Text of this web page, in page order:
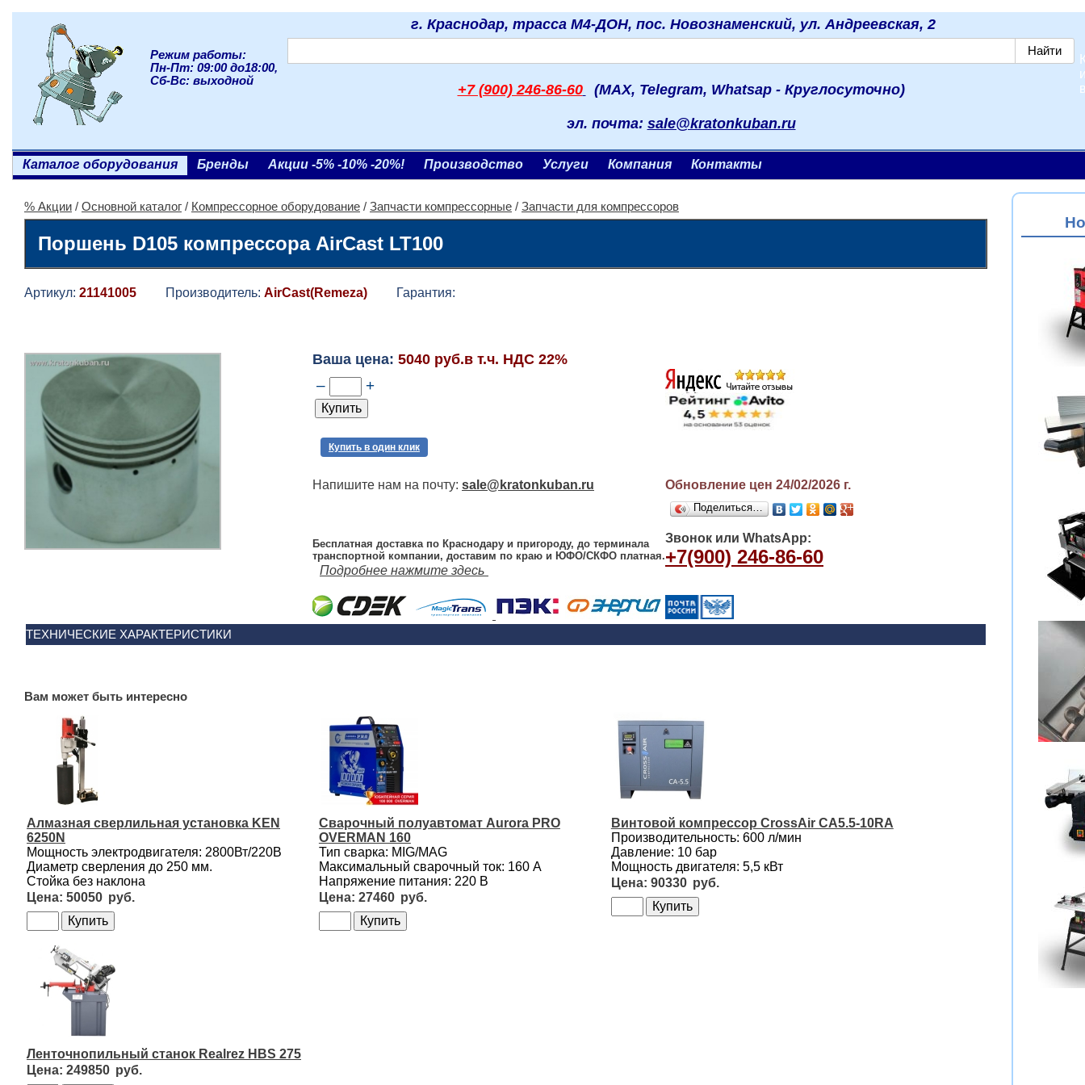
Режим работы:
Пн-Пт: 09:00 до18:00,
Сб-Вс: выходной
г. Краснодар, трасса М4-ДОН, пос. Новознаменский, ул. Андреевская, 2
+7 (900) 246-86-60 (MAX, Telegram, Whatsap - Круглосуточно)
эл. почта: sale@kratonkuban.ru
Каталог оборудования Бренды Акции -5% -10% -20%! Производство Услуги Компания Контакты
% Акции / Основной каталог / Компрессорное оборудование / Запчасти компрессорные / Запчасти для компрессоров
Поршень D105 компрессора AirCast LT100
Артикул: 21141005 Производитель: AirCast(Remeza) Гарантия:
Ваша цена: 5040 руб.в т.ч. НДС 22%
– +
Купить в один клик
Напишите нам на почту: sale@kratonkuban.ru Обновление цен 24/02/2026 г.
Поделиться…
Бесплатная доставка по Краснодару и пригороду, до терминала
транспортной компании, доставим по краю и ЮФО/СКФО платная.
Подробнее нажмите здесь
Звонок или WhatsApp:
+7(900) 246-86-60
ТЕХНИЧЕСКИЕ ХАРАКТЕРИСТИКИ
Вам может быть интересно
Алмазная сверлильная установка KEN
6250N
Мощность электродвигателя: 2800Вт/220В
Диаметр сверления до 250 мм.
Стойка без наклона
50050
Сварочный полуавтомат Aurora PRO
OVERMAN 160
Тип сварка: MIG/MAG
Максимальный сварочный ток: 160 А
Напряжение питания: 220 В
27460
Винтовой компрессор CrossAir CA5.5-10RA
Производительность: 600 л/мин
Давление: 10 бар
Мощность двигателя: 5,5 кВт
90330
Ленточнопильный станок Realrez HBS 275
249850